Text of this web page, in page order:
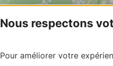
Nous respectons
Pour améliorer votre